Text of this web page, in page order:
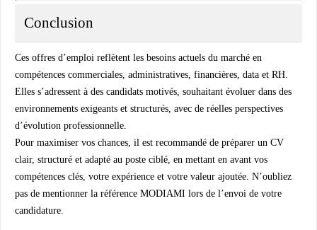
Conclusion
Ces offres d’emploi reflètent les besoins actuels du marché en
compétences commerciales, administratives, financières, data et RH.
Elles s’adressent à des candidats motivés, souhaitant évoluer dans des
environnements exigeants et structurés, avec de réelles perspectives
d’évolution professionnelle.
Pour maximiser vos chances, il est recommandé de préparer un CV
clair, structuré et adapté au poste ciblé, en mettant en avant vos
compétences clés, votre expérience et votre valeur ajoutée. N’oubliez
pas de mentionner la référence MODIAMI lors de l’envoi de votre
candidature.